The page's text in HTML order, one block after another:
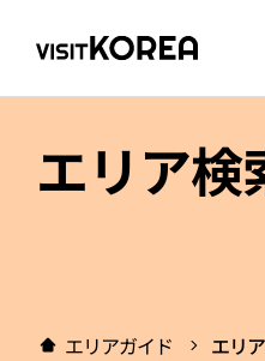
エリア検
エリアガイド エリ